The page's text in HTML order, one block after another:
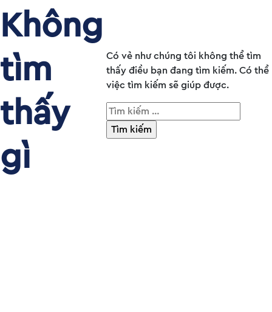
Không
tìm
thấy
gì
Có vẻ như chúng tôi không thể tìm
thấy điều bạn đang tìm kiếm. Có thể
việc tìm kiếm sẽ giúp được.
Tìm
kiếm
cho: